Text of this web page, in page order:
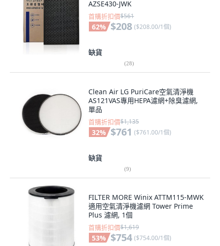
AZSE430-JWK
首購折扣價$561
62% $208 ($208.00/1個)
缺貨
(28)
Clean Air LG PuriCare空氣清淨機
AS121VAS專用HEPA濾網+除臭濾網,
單品
首購折扣價$1,135
32% $761 ($761.00/1個)
缺貨
(9)
FILTER MORE Winix ATTM115-MWK
適用空氣清淨機濾網 Tower Prime
Plus 濾網, 1個
首購折扣價$1,619
53% $754 ($754.00/1個)